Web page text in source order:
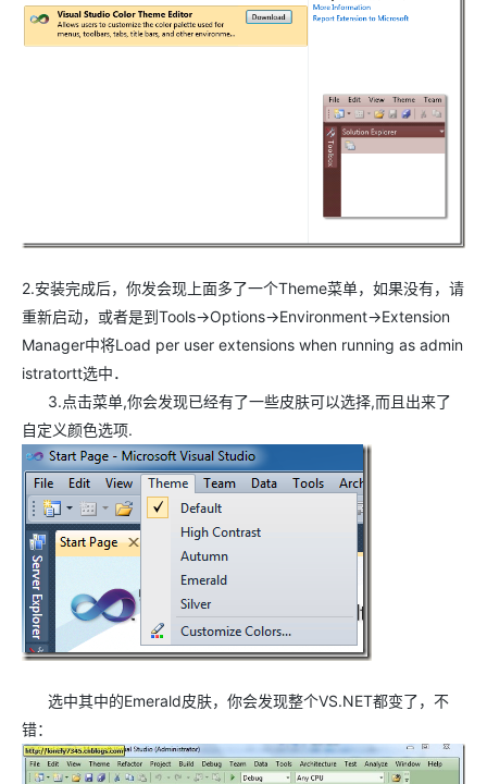
2.安装完成后，你发会现上面多了一个Theme菜单，如果没有，请
重新启动，或者是到Tools->Options->Environment->Extension
Manager中将Load per user extensions when running as admin
istratortt选中．
3.点击菜单,你会发现已经有了一些皮肤可以选择,而且出来了
自定义颜色选项.
选中其中的Emerald皮肤，你会发现整个VS.NET都变了，不
错：